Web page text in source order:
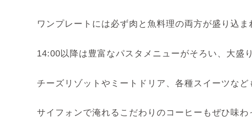
ワンプレートには必ず肉と魚料理の両方が盛り込
14:00以降は豊富なパスタメニューがそろい、大盛
チーズリゾットやミートドリア、各種スイーツなど
サイフォンで淹れるこだわりのコーヒーもぜひ味わ